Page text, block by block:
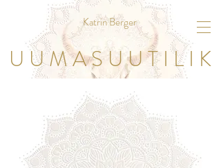
Katrin Berger
U U M A S U U T I L I K